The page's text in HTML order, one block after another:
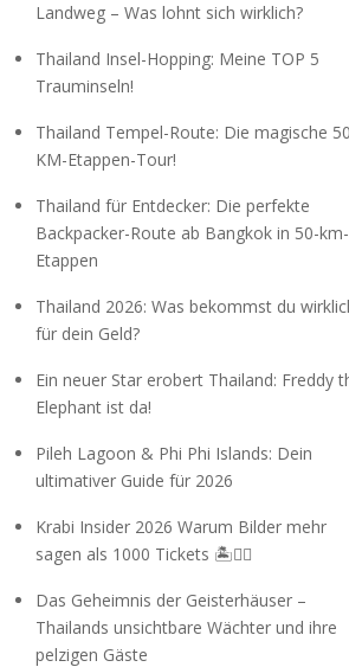
Landweg – Was lohnt sich wirklich?
Thailand Insel-Hopping: Meine TOP 5
Trauminseln!
Thailand Tempel-Route: Die magische
KM-Etappen-Tour!
Thailand für Entdecker: Die perfekte
Backpacker-Route ab Bangkok in 50-km-
Etappen
Thailand 2026: Was bekommst du
für dein Geld?
Ein neuer Star erobert Thailand: Freddy
Elephant ist da!
Pileh Lagoon & Phi Phi Islands: Dein
ultimativer Guide für 2026
Krabi Insider 2026 Warum Bilder mehr
sagen als 1000 Tickets 🏝️🧗‍♂️
Das Geheimnis der Geisterhäuser –
Thailands unsichtbare Wächter und ihre
pelzigen Gäste